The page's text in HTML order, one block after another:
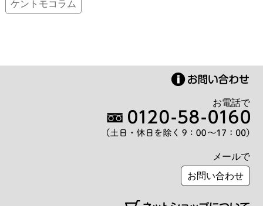
ケントモコラム
お電話で
メールで
お問い合わせ